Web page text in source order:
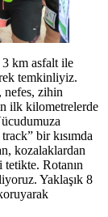
3 km asfalt ile
temkinliyiz.
nefes, zihin
ilk kilometrelerde
bir kısımda
kozalaklardan
Rotanın
Yaklaşık 8